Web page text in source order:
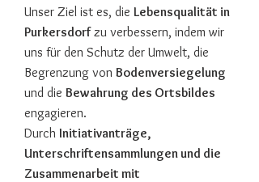
Unser Ziel ist es, die Lebensqualität in
Purkersdorfzu verbessern, indem wir
uns für den Schutz der Umwelt, die
Begrenzung von Bodenversiegelung
und die Bewahrung des Ortsbildes
engagieren.
Durch Initiativanträge,
Unterschriftensammlungen und die
Zusammenarbeit mit